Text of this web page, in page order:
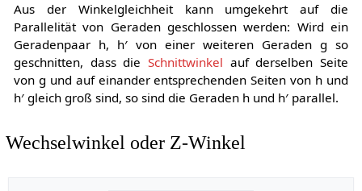
Aus der Winkelgleichheit kann umgekehrt auf die
Parallelität von Geraden geschlossen werden: Wird ein
Geradenpaar h, h′von einer weiteren Geradeng so
geschnitten, dass die Schnittwinkel auf derselben Seite
von g und auf einander entsprechenden Seiten von h und
h′gleich groß sind, so sind die Geraden hund h′parallel.
Wechselwinkel oder Z-Winkel